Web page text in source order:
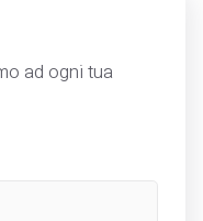
ad ogni tua